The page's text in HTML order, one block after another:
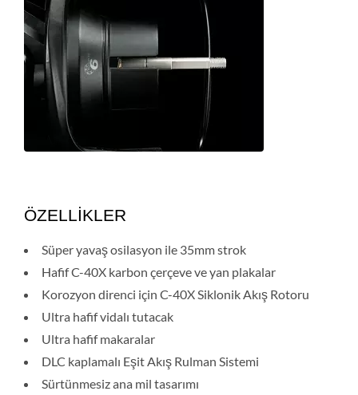
ÖZELLİKLER
Süper yavaş osilasyon ile 35mm strok
Hafif C-40X karbon çerçeve ve yan plakalar
Korozyon direnci için C-40X Siklonik Akış Rotoru
Ultra hafif vidalı tutacak
Ultra hafif makaralar
DLC kaplamalı Eşit Akış Rulman Sistemi
Sürtünmesiz ana mil tasarımı